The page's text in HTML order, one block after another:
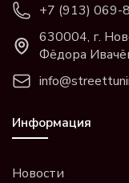
+7 (913) 069-
630004, г.
Фёдора
Информация
Новости